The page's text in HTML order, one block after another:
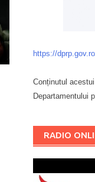
https://
Conținutul
Departamentului
RADIO